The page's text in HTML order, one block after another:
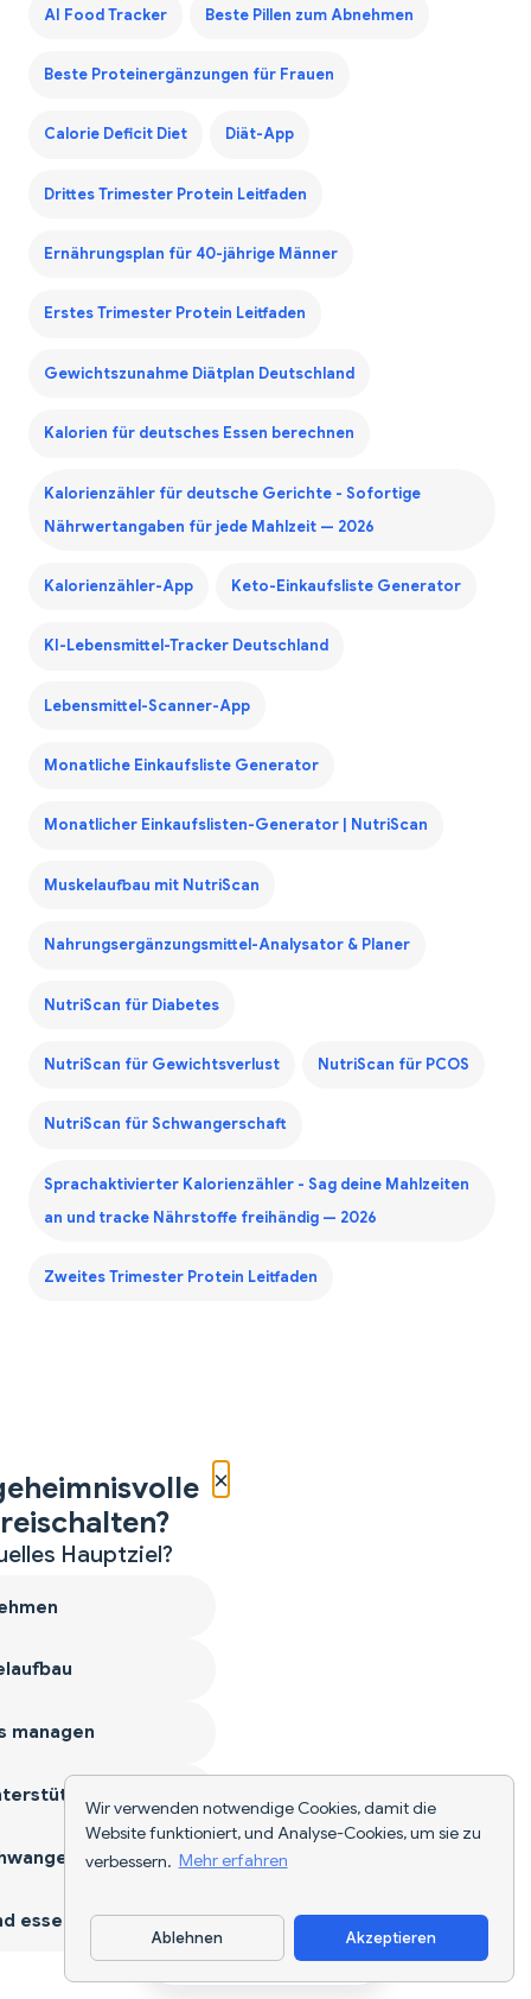
Wir verwenden notwendige Cookies, damit die
Website funktioniert, und Analyse-Cookies, um sie zu
verbessern. Mehr erfahren
Ablehnen Akzeptieren
AI Food Tracker Beste Pillen zum Abnehmen
Beste Proteinergänzungen für Frauen
Calorie Deficit Diet Diät-App
Drittes Trimester Protein Leitfaden
Ernährungsplan für 40-jährige Männer
Erstes Trimester Protein Leitfaden
Gewichtszunahme Diätplan Deutschland
Kalorien für deutsches Essen berechnen
Kalorienzähler für deutsche Gerichte - Sofortige
Nährwertangaben für jede Mahlzeit — 2026
Kalorienzähler-App Keto-Einkaufsliste Generator
KI-Lebensmittel-Tracker Deutschland
Lebensmittel-Scanner-App
Monatliche Einkaufsliste Generator
Monatlicher Einkaufslisten-Generator | NutriScan
Muskelaufbau mit NutriScan
Nahrungsergänzungsmittel-Analysator & Planer
NutriScan für Diabetes
NutriScan für Gewichtsverlust NutriScan für PCOS
NutriScan für Schwangerschaft
Sprachaktivierter Kalorienzähler - Sag deine Mahlzeiten
an und tracke Nährstoffe freihändig — 2026
Zweites Trimester Protein Leitfaden
App herunterladen
×
Hauptziel?
managen
essen